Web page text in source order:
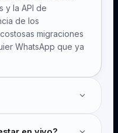
y la API de
de los
migraciones
WhatsApp que ya